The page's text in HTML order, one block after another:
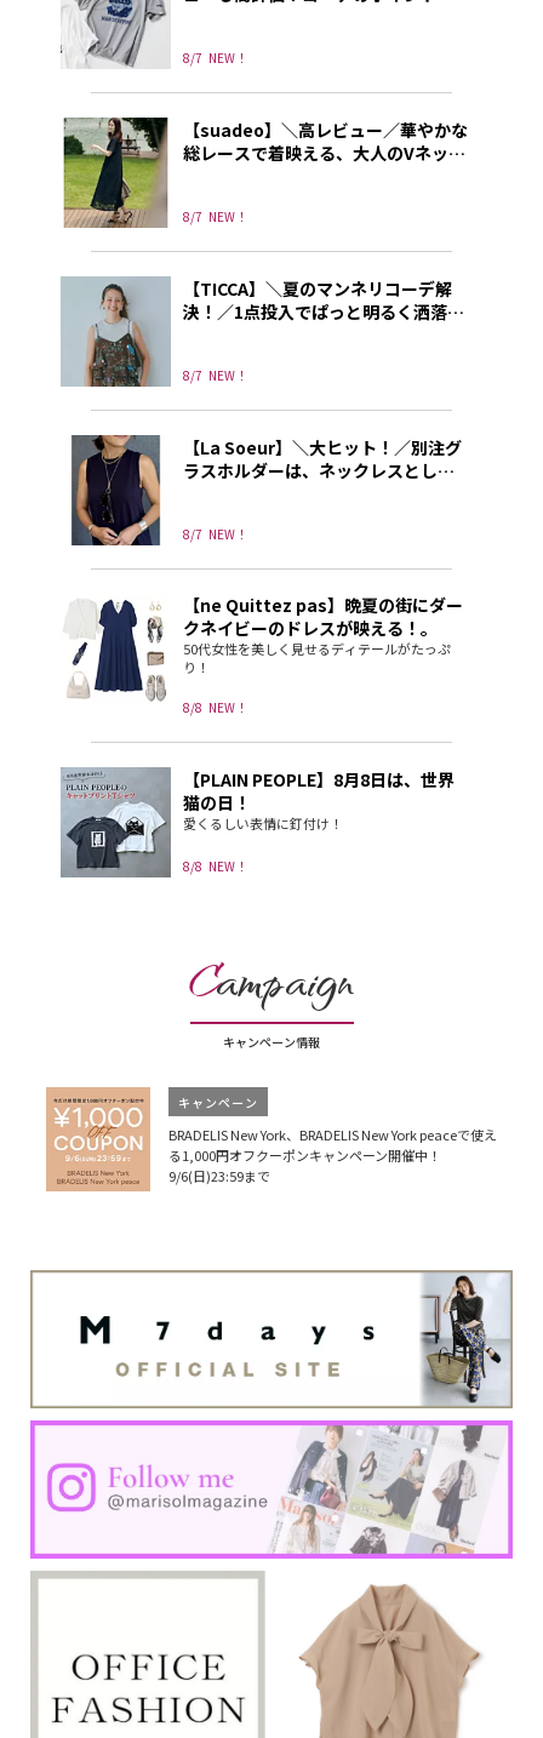
8/7 NEW！
8/7 NEW！
【suadeo】＼高レビュー／華やかな
総レースで着映える、大人のVネック
8/7 NEW！
【TICCA】＼夏のマンネリコーデ解
決！／1点投入でぱっと明るく洒落て
8/7 NEW！
【La Soeur】＼大ヒット！／別注グ
ラスホルダーは、ネックレスとして
8/8 NEW！
【ne Quittez pas】晩夏の街にダー
クネイビーのドレスが映える！。
50代女性を美しく見せるディテールがたっぷ
り！
8/8 NEW！
【PLAIN PEOPLE】8月8日は、世界
猫の日！
愛くるしい表情に釘付け！
Campaign
キャンペーン情報
キャンペーン
BRADELIS New York、BRADELIS New York peaceで使え
る1,000円オフクーポンキャンペーン開催中！
9/6(日)23:59まで